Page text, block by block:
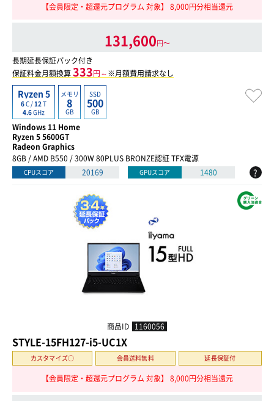
【会員限定・超還元プログラム 対象】 8,000円分相当還元
131,600円〜
長期延長保証パック付き
保証料金月額換算333円～※月額費用請求なし
Ryzen 5
6C / 12 T
4.6GHz
メモリ
8
GB
SSD
500
GB
Windows 11 Home
Ryzen 5 5600GT
Radeon Graphics
8GB / AMD B550 / 300W 80PLUS BRONZE認証 TFX電源
CPUスコア 20169 GPUスコア 1480 ?
商品ID 1160056
STYLE-15FH127-i5-UC1X
カスタマイズ○ 会員送料無料 延長保証付
【会員限定・超還元プログラム 対象】 8,000円分相当還元